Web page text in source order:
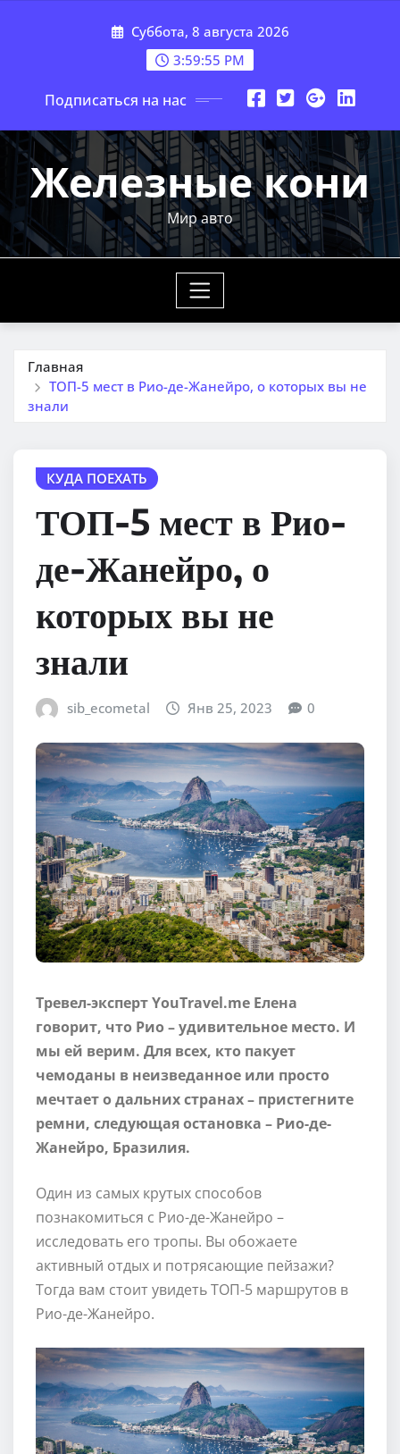
Суббота, 8 августа 2026
3:59:57 PM
Подписаться на нас
Железные кони
Мир авто
Главная
ТОП-5 мест в Рио-де-Жанейро, о которых вы не
знали
КУДА ПОЕХАТЬ
ТОП-5 мест в Рио-
де-Жанейро, о
которых вы не
знали
sib_ecometal Янв 25, 2023 0
Тревел-эксперт YouTravel.me Елена
говорит, что Рио – удивительное место. И
мы ей верим. Для всех, кто пакует
чемоданы в неизведанное или просто
мечтает о дальних странах – пристегните
ремни, следующая остановка – Рио-де-
Жанейро, Бразилия.
Один из самых крутых способов
познакомиться с Рио-де-Жанейро –
исследовать его тропы. Вы обожаете
активный отдых и потрясающие пейзажи?
Тогда вам стоит увидеть ТОП-5 маршрутов в
Рио-де-Жанейро.